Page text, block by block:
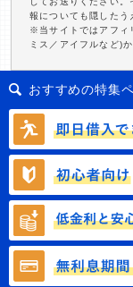
報についても隠したう
※当サイトではアフィ
ミス／アイフルなど)
おすすめの特集